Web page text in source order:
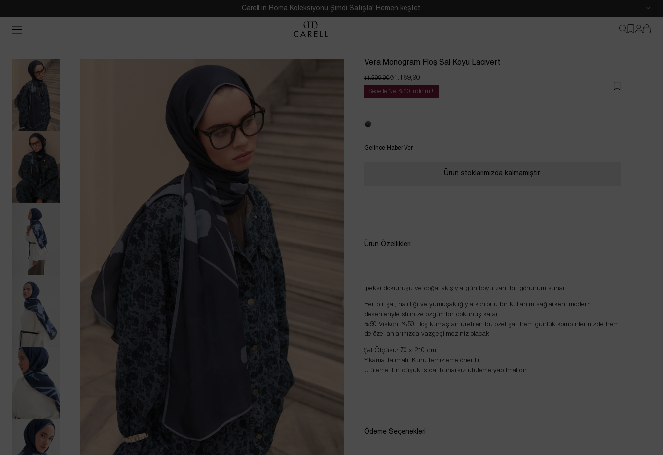
Carell in Roma Koleksiyonu Şimdi Satışta! Hemen keşfet.
Vera Monogram Floş Şal Koyu Lacivert
₺1.599,90₺1.189,90
Sepette Net %20 İndirim !
Tükendi
Gelince Haber Ver
Ürün stoklarımızda kalmamıştır.
Ürün Özellikleri
İpeksi dokunuşu ve doğal akışıyla gün boyu zarif bir görünüm sunar.
Her bir şal, hafifliği ve yumuşaklığıyla konforlu bir kullanım sağlarken, modern
desenleriyle stilinize özgün bir dokunuş katar.
%50 Viskon, %50 Floş kumaştan üretilen bu özel şal, hem günlük kombinlerinizde hem
de özel anlarınızda vazgeçilmeziniz olacak.
Şal Ölçüsü: 70 x 210 cm
Yıkama Talimatı: Kuru temizleme önerilir.
Ütüleme: En düşük ısıda, buharsız ütüleme yapılmalıdır.
Ödeme Seçenekleri